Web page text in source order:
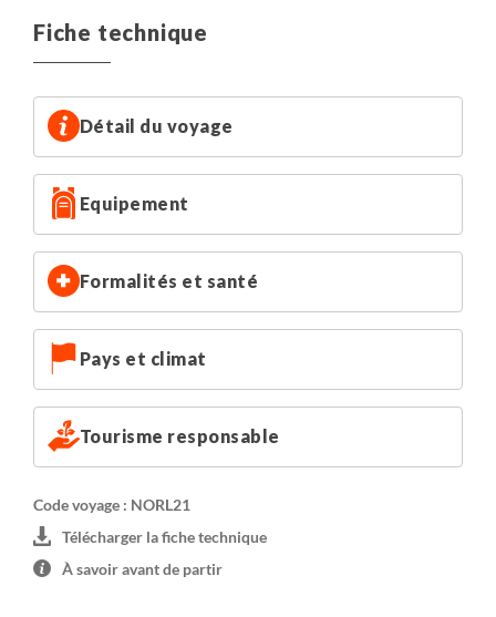
Preikestolen : 1 nuit en hôtel en bordure de lac et au
Lysebotn : 1 nuit en auberge de charme en chambre
privée
Stavanger : 1 nuit en hôtel 3*** idéalement situé dans le
centre de Stavanger.
Fiche technique
Détail du voyage
Equipement
Formalités et santé
Pays et climat
Tourisme responsable
Code voyage : NORL21
Télécharger la fiche technique
À savoir avant de partir